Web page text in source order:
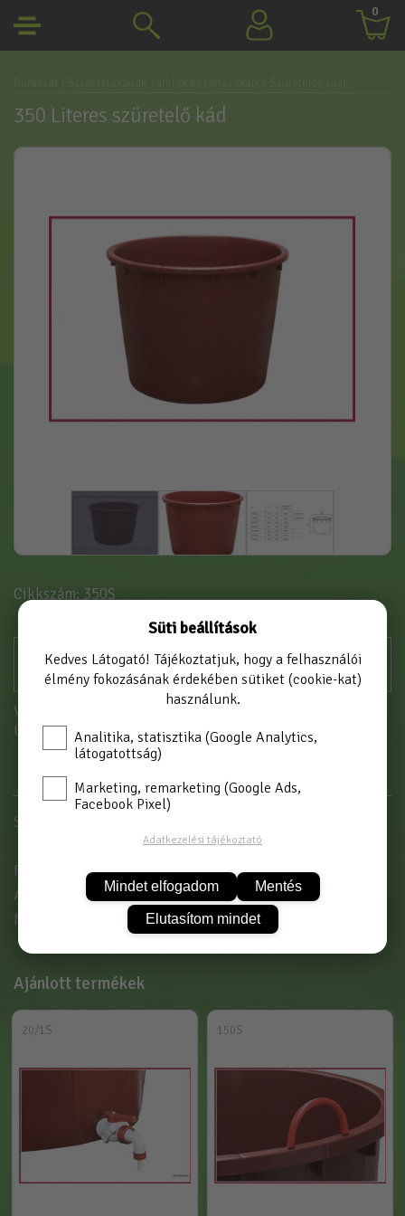
0
350 Literes szüretelő kád
Cikkszám: 350S
Vásárláshoz kérjük jelentkezzen be!
Új partnerkéntitt tud regisztrálni
Szüretelő kádak :
Folyadéktartalom: 350 Liter
Átmérő : 95 cm
Magasság : 71 cm
Ajánlott termékek
20/1S 150S
Süti beállítások
Kedves Látogató! Tájékoztatjuk, hogy a felhasználói
élmény fokozásának érdekében sütiket (cookie-kat)
használunk.
Analitika, statisztika (Google Analytics,
látogatottság)
Marketing, remarketing (Google Ads,
Facebook Pixel)
Adatkezelési tájékoztató
Mindet elfogadom Mentés
Elutasítom mindet